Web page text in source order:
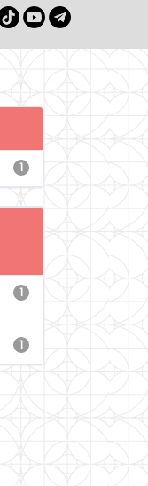
1
1
1